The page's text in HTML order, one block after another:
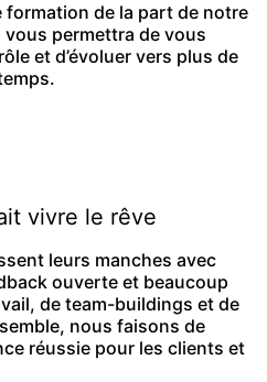
formation de la part de notre
permettra de vous
et d’évoluer vers plus de
vivre le rêve
leurs manches avec
ouverte et beaucoup
de team-buildings et de
nous faisons de
réussie pour les clients et